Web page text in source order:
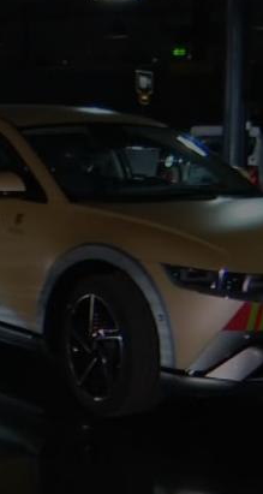
gest! Luciano Spalletti și-a
în fața lui Cristi Chivu:
Din Tulcea, 5.000 de oamenii au
cu ”gura căscată”: ”Am